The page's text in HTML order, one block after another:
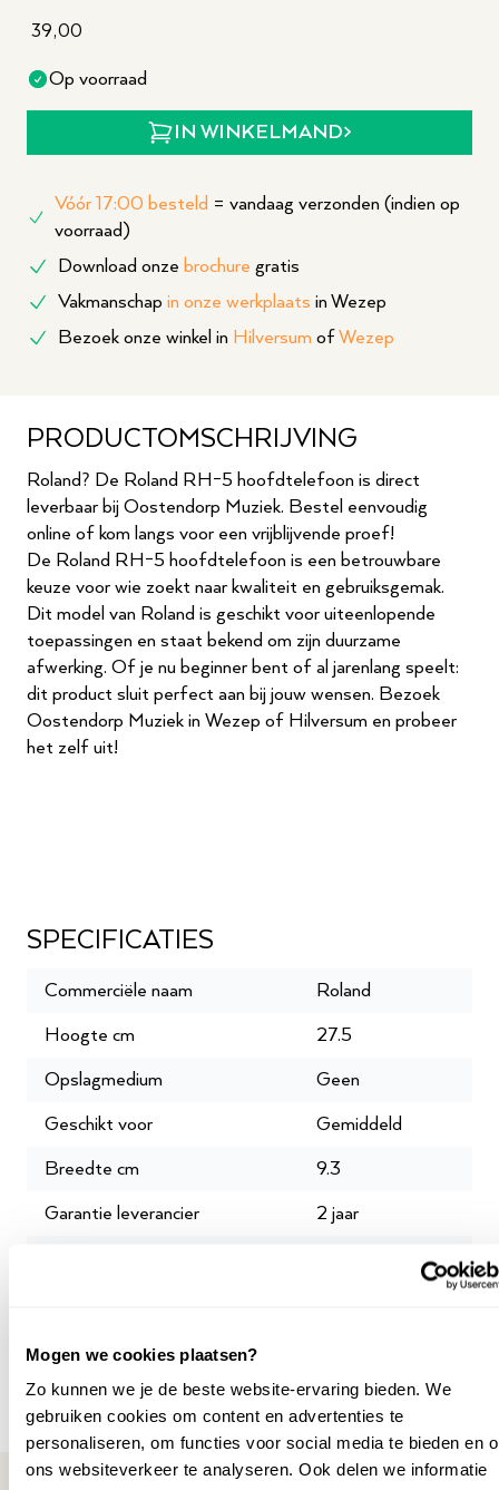
Mogen we cookies plaatsen?
Zo kunnen we je de beste website-ervaring bieden. We
gebruiken cookies om content en advertenties te
personaliseren, om functies voor social media te bieden en
ons websiteverkeer te analyseren. Ook delen we informatie
39,00
Op voorraad
IN WINKELMAND
Vóór 17:00 besteld = vandaag verzonden (indien op
voorraad)
Download onze brochure gratis
Vakmanschap in onze werkplaats in Wezep
Bezoek onze winkel in Hilversum of Wezep
PRODUCTOMSCHRIJVING
Roland? De Roland RH-5 hoofdtelefoon is direct
leverbaar bij Oostendorp Muziek. Bestel eenvoudig
online of kom langs voor een vrijblijvende proef!
De Roland RH-5 hoofdtelefoon is een betrouwbare
keuze voor wie zoekt naar kwaliteit en gebruiksgemak.
Dit model van Roland is geschikt voor uiteenlopende
toepassingen en staat bekend om zijn duurzame
afwerking. Of je nu beginner bent of al jarenlang speelt:
dit product sluit perfect aan bij jouw wensen. Bezoek
Oostendorp Muziek in Wezep of Hilversum en probeer
het zelf uit!
SPECIFICATIES
Commerciële naam
Roland
Hoogte cm
27.5
Opslagmedium
Geen
Geschikt voor
Gemiddeld
Breedte cm
9.3
Garantie leverancier
2 jaar
Meer specificaties